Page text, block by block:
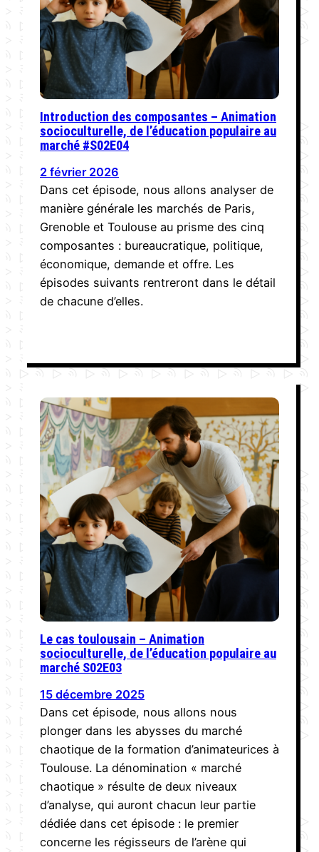
Introduction des composantes – Animation
socioculturelle, de l’éducation populaire au
marché #S02E04
2 février 2026
Dans cet épisode, nous allons analyser de
manière générale les marchés de Paris,
Grenoble et Toulouse au prisme des cinq
composantes : bureaucratique, politique,
économique, demande et offre. Les
épisodes suivants rentreront dans le détail
de chacune d’elles.
Le cas toulousain – Animation
socioculturelle, de l’éducation populaire au
marché S02E03
15 décembre 2025
Dans cet épisode, nous allons nous
plonger dans les abysses du marché
chaotique de la formation d’animateurices à
Toulouse. La dénomination « marché
chaotique » résulte de deux niveaux
d’analyse, qui auront chacun leur partie
dédiée dans cet épisode : le premier
concerne les régisseurs de l’arène qui